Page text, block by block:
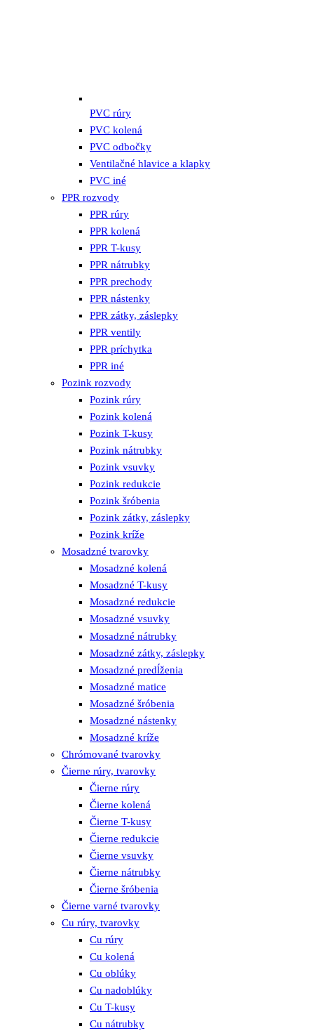
PVC rúry
PVC kolená
PVC odbočky
Ventilačné hlavice a klapky
PVC iné
PPR rozvody
PPR rúry
PPR kolená
PPR T-kusy
PPR nátrubky
PPR prechody
PPR nástenky
PPR zátky, záslepky
PPR ventily
PPR príchytka
PPR iné
Pozink rozvody
Pozink rúry
Pozink kolená
Pozink T-kusy
Pozink nátrubky
Pozink vsuvky
Pozink redukcie
Pozink šróbenia
Pozink zátky, záslepky
Pozink kríže
Mosadzné tvarovky
Mosadzné kolená
Mosadzné T-kusy
Mosadzné redukcie
Mosadzné vsuvky
Mosadzné nátrubky
Mosadzné zátky, záslepky
Mosadzné predĺženia
Mosadzné matice
Mosadzné šróbenia
Mosadzné nástenky
Mosadzné kríže
Chrómované tvarovky
Čierne rúry, tvarovky
Čierne rúry
Čierne kolená
Čierne T-kusy
Čierne redukcie
Čierne vsuvky
Čierne nátrubky
Čierne šróbenia
Čierne varné tvarovky
Cu rúry, tvarovky
Cu rúry
Cu kolená
Cu oblúky
Cu nadoblúky
Cu T-kusy
Cu nátrubky